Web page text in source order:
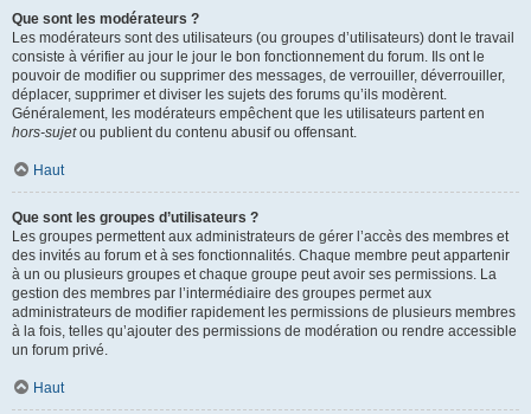
Que sont les modérateurs ?
Les modérateurs sont des utilisateurs (ou groupes d’utilisateurs) dont le travail
consiste à vérifier au jour le jour le bon fonctionnement du forum. Ils ont le
pouvoir de modifier ou supprimer des messages, de verrouiller, déverrouiller,
déplacer, supprimer et diviser les sujets des forums qu’ils modèrent.
Généralement, les modérateurs empêchent que les utilisateurs partent en
hors-sujetou publient du contenu abusif ou offensant.
Haut
Que sont les groupes d’utilisateurs ?
Les groupes permettent aux administrateurs de gérer l’accès des membres et
des invités au forum et à ses fonctionnalités. Chaque membre peut appartenir
à un ou plusieurs groupes et chaque groupe peut avoir ses permissions. La
gestion des membres par l’intermédiaire des groupes permet aux
administrateurs de modifier rapidement les permissions de plusieurs membres
à la fois, telles qu’ajouter des permissions de modération ou rendre accessible
un forum privé.
Haut